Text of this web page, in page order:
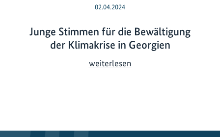
02.04.2024
Junge Stimmen für die Bewältigung
der Klimakrise in Georgien
weiterlesenJ